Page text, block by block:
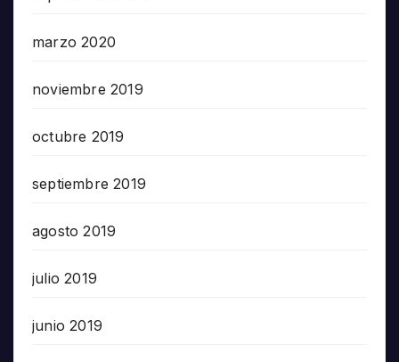
marzo 2020
noviembre 2019
octubre 2019
septiembre 2019
agosto 2019
julio 2019
junio 2019